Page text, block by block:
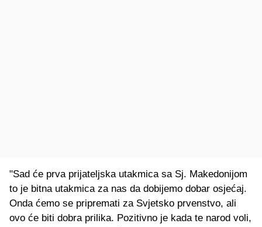
"Sad će prva prijateljska utakmica sa Sj. Makedonijom
to je bitna utakmica za nas da dobijemo dobar osjećaj.
Onda ćemo se pripremati za Svjetsko prvenstvo, ali
ovo će biti dobra prilika. Pozitivno je kada te narod voli,